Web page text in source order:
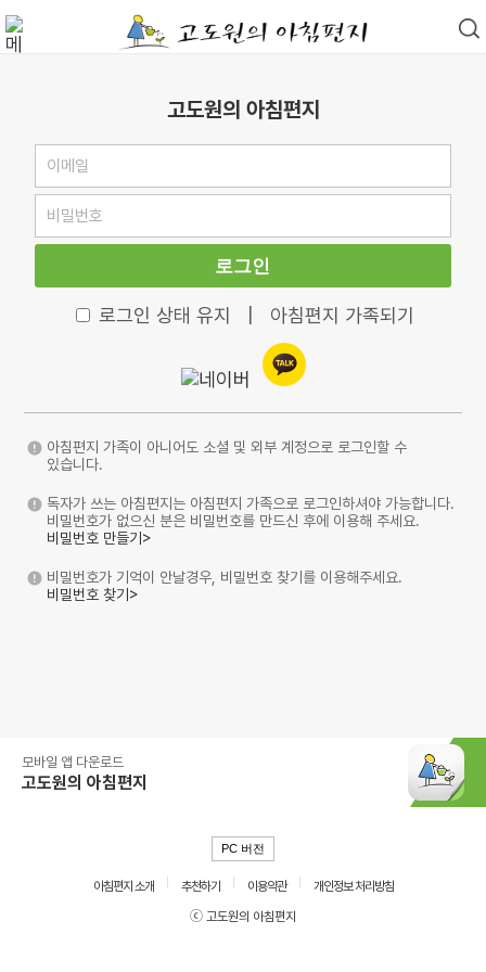
고도원의 아침편지
로그인
로그인 상태 유지 아침편지 가족되기
아침편지 가족이 아니어도 소셜 및 외부 계정으로 로그인할 수
있습니다.
독자가 쓰는 아침편지는 아침편지 가족으로 로그인하셔야 가능합니다.
비밀번호가 없으신 분은 비밀번호를 만드신 후에 이용해 주세요.
비밀번호 만들기>
비밀번호가 기억이 안날경우, 비밀번호 찾기를 이용해주세요.
비밀번호 찾기>
모바일 앱 다운로드
고도원의 아침편지
PC 버전
아침편지 소개 추천하기 이용약관
개인정보 처리방침
ⓒ 고도원의 아침편지